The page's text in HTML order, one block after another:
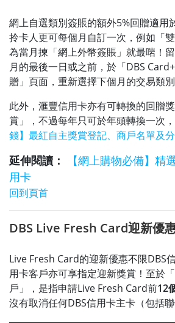
網上自選類別簽賬的額外5%回贈適用
拎卡人更可每個月自訂一次，例如「
為當月揀「網上外幣簽賬」就最啱！
月的最後一日或之前，於「DBS
贈」頁面，重新選擇下個月的交易類別
此外，滙豐信用卡亦有可轉換的回贈
賞」，不過每年只可於年頭轉換一次
錢】最紅自主獎賞登記、商戶名單及
延伸閱讀：
【網上購物必備】精
用卡
回到頁首
DBS Live Fresh Card迎新優
Live Fresh Card的迎新優惠不限DBS
用卡客戶亦可享指定迎新獎賞！至於
戶」，是指申請Live Fresh Card前12
沒有取消任何DBS信用卡主卡（包括聯